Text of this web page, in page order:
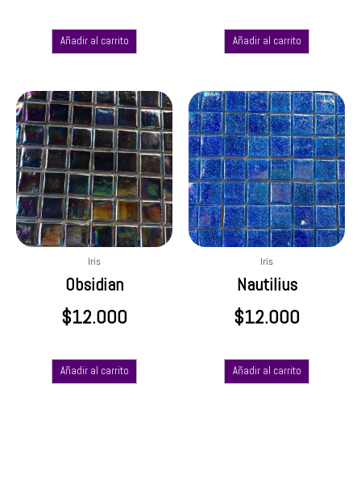
Añadir al carrito Añadir al carrito
Iris
Obsidian
$12.000
Añadir al carrito
Iris
Nautilius
$12.000
Añadir al carrito